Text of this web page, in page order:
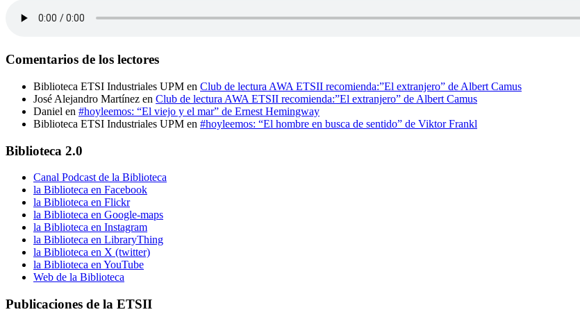
Comentarios de los lectores
Biblioteca ETSI Industriales UPM en Club de lectura AWA ETSII recomienda:”El extranjero” de Albert Camus
José Alejandro Martínez en Club de lectura AWA ETSII recomienda:”El extranjero” de Albert Camus
Daniel en #hoyleemos: “El viejo y el mar” de Ernest Hemingway
Biblioteca ETSI Industriales UPM en #hoyleemos: “El hombre en busca de sentido” de Viktor Frankl
Biblioteca 2.0
Canal Podcast de la Biblioteca
la Biblioteca en Facebook
la Biblioteca en Flickr
la Biblioteca en Google-maps
la Biblioteca en Instagram
la Biblioteca en LibraryThing
la Biblioteca en X (twitter)
la Biblioteca en YouTube
Web de la Biblioteca
Publicaciones de la ETSII